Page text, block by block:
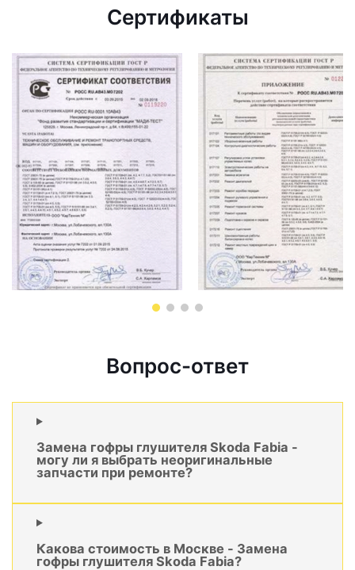
Сертификаты
Вопрос-ответ
Замена гофры глушителя Skoda Fabia -
могу ли я выбрать неоригинальные
запчасти при ремонте?
Какова стоимость в Москве - Замена
гофры глушителя Skoda Fabia?